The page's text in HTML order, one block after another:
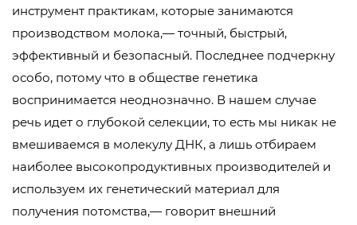
инструмент практикам, которые занимаются
производством молока,— точный, быстрый,
эффективный и безопасный. Последнее подчеркну
особо, потому что в обществе генетика
воспринимается неоднозначно. В нашем случае
речь идет о глубокой селекции, то есть мы никак не
вмешиваемся в молекулу ДНК, а лишь отбираем
наиболее высокопродуктивных производителей и
используем их генетический материал для
получения потомства,— говорит внешний